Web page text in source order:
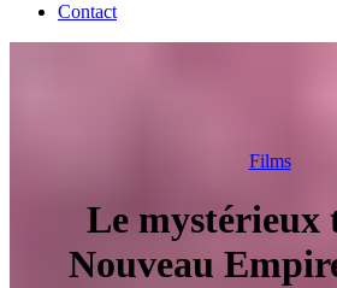
Contact
Films
Le mystérieux
Nouveau